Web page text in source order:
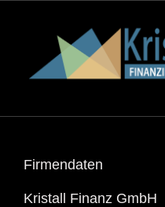
Firmendaten
Kristall Finanz GmbH